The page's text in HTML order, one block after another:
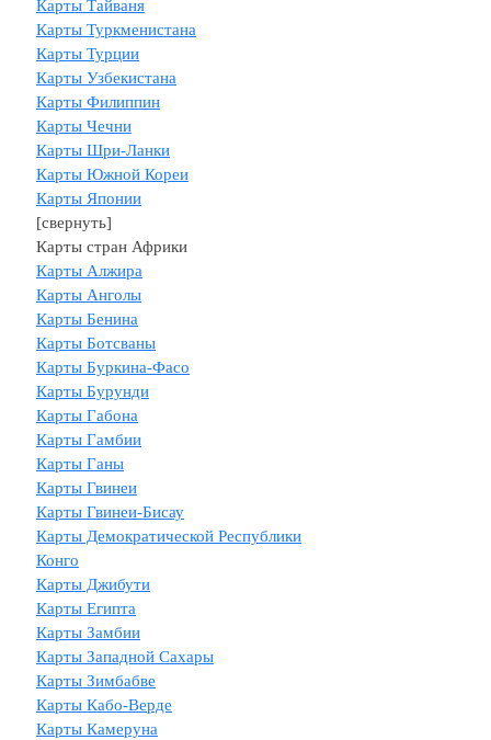
Карты Тайваня
Карты Туркменистана
Карты Турции
Карты Узбекистана
Карты Филиппин
Карты Чечни
Карты Шри-Ланки
Карты Южной Кореи
Карты Японии
[свернуть]
Карты стран Африки
Карты Алжира
Карты Анголы
Карты Бенина
Карты Ботсваны
Карты Буркина-Фасо
Карты Бурунди
Карты Габона
Карты Гамбии
Карты Ганы
Карты Гвинеи
Карты Гвинеи-Бисау
Карты Демократической Республики
Конго
Карты Джибути
Карты Египта
Карты Замбии
Карты Западной Сахары
Карты Зимбабве
Карты Кабо-Верде
Карты Камеруна